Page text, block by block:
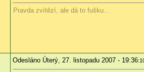
Pravda zvítězí, ale dá to fušku...
Odesláno Úterý, 27. listopadu 2007 - 19:36